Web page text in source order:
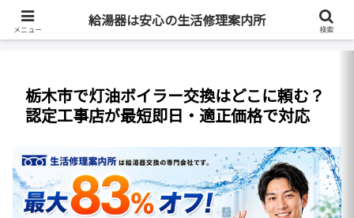
最短即日・全国対応・最大83%OFF
栃木市で灯油ボイラー交換はどこに頼む？
認定工事店が最短即日・適正価格で対応
メニュー
給湯器は安心の生活修理案内所
検索